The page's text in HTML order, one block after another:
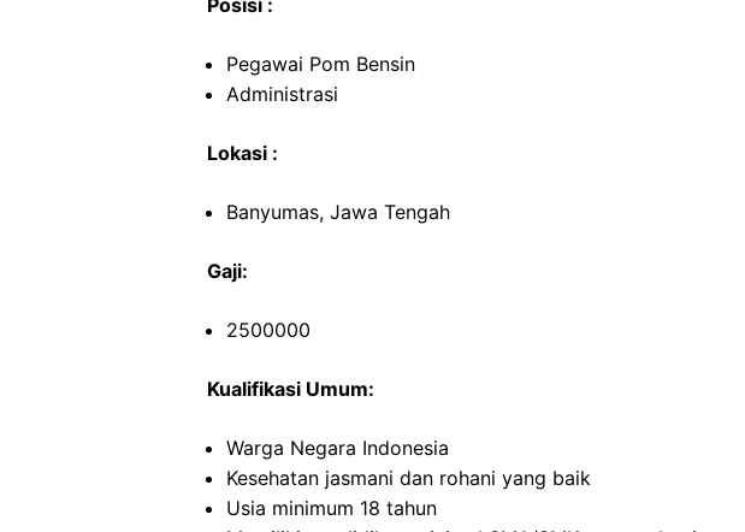
Posisi :
Pegawai Pom Bensin
Administrasi
Lokasi :
Banyumas, Jawa Tengah
Gaji:
2500000
Kualifikasi Umum:
Warga Negara Indonesia
Kesehatan jasmani dan rohani yang baik
Usia minimum 18 tahun